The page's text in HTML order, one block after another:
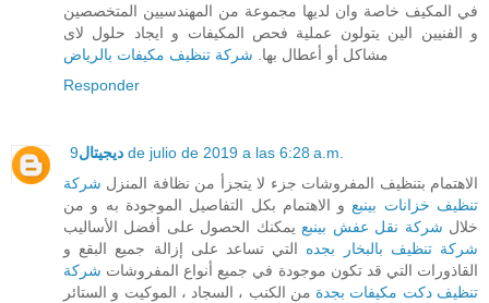
في المكيف خاصة وان لديها مجموعة من المهندسيين المتخصصين
و الفنيين الين يتولون عملية فحص المكيفات و ايجاد حلول لاى
مشاكل أو أعطال بها. شركة تنظيف مكيفات بالرياض
Responder
ديجيتال 9 de julio de 2019 a las 6:28 a.m.
الاهتمام بتنظيف المفروشات جزء لا يتجزأ من نظافة المنزل شركة
تنظيف خزانات بينبعو الاهتمام بكل التفاصيل الموجودة به و من
خلال شركة نقل عفش بينبعيمكنك الحصول على أفضل الأساليب
شركة تنظيف بالبخار بجده التي تساعد على إزالة جميع البقع و
القاذورات التي قد تكون موجودة في جميع أنواع المفروشات شركة
تنظيف دكت مكيفات بجدة من الكنب ، السجاد ، الموكيت و الستائر